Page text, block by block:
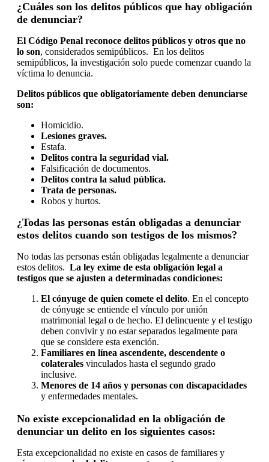
¿Cuáles son los delitos públicos que hay obligación
de denunciar?
El Código Penal reconoce delitos públicos y otros que no
lo son, considerados semipúblicos. En los delitos
semipúblicos, la investigación solo puede comenzar cuando la
víctima lo denuncia.
Delitos públicos que obligatoriamente deben denunciarse
son:
Homicidio.
Lesiones graves.
Estafa.
Delitos contra la seguridad vial.
Falsificación de documentos.
Delitos contra la salud pública.
Trata de personas.
Robos y hurtos.
¿Todas las personas están obligadas a denunciar
estos delitos cuando son testigos de los mismos?
No todas las personas están obligadas legalmente a denunciar
estos delitos. La ley exime de esta obligación legal a
testigos que se ajusten a determinadas condiciones:
El cónyuge de quien comete el delito. En el concepto
de cónyuge se entiende el vínculo por unión
matrimonial legal o de hecho. El delincuente y el testigo
deben convivir y no estar separados legalmente para
que se considere esta exención.
Familiares en línea ascendente, descendente o
colaterales vinculados hasta el segundo grado
inclusive.
Menores de 14 años y personas con discapacidades
y enfermedades mentales.
No existe excepcionalidad en la obligación de
denunciar un delito en los siguientes casos:
Esta excepcionalidad no existe en casos de familiares y